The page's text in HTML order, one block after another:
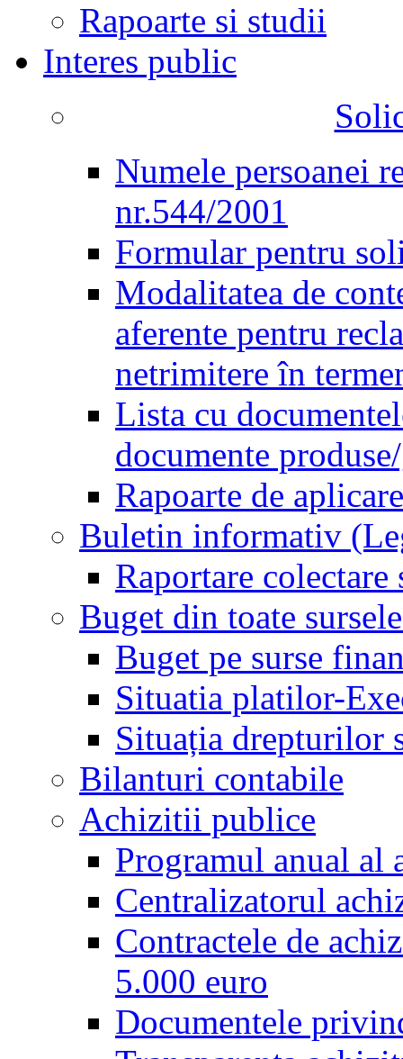
Rapoarte si studii
Interes public
Numele persoanei
nr.544/2001
Formular pentru
Modalitatea de
aferente pentru
netrimitere în
Lista cu
documente
Rapoarte de
Buletin informativ
Raportare colectare
Buget din toate
Buget pe surse
Situatia platilor-
Situația drepturilor
Bilanturi contabile
Achizitii publice
Programul anual
Centralizatorul
Contractele de
5.000 euro
Documentele